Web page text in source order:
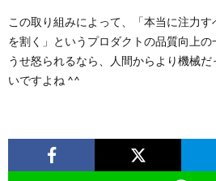
この取り組みによって、「本当に注力
を割く」というプロダクトの品質向上
うせ怒られるなら、人間からより機械
いですよね ^^